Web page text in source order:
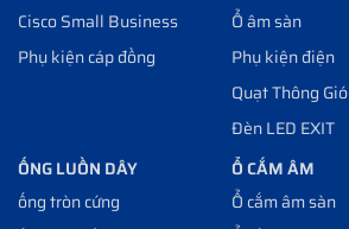
Cisco Small Business
Phụ kiện cáp đồng
Ổ âm sàn
Phụ kiện điện
Quạt Thông Gió
Đèn LED EXIT
ỐNG LUỒN DÂY
ống tròn cứng
Ổ CẮM ÂM
Ổ cắm âm sàn